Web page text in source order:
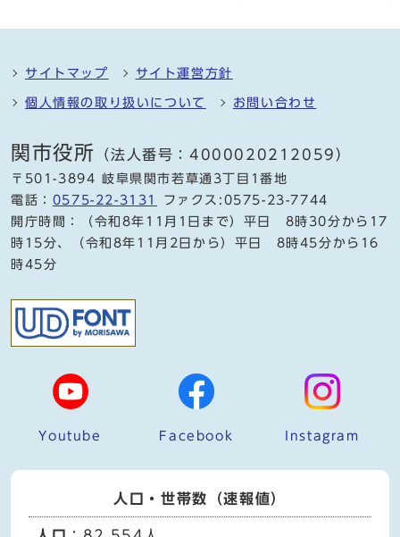
サイトマップ サイト運営方針
個人情報の取り扱いについて お問い合わせ
関市役所 （法人番号：4000020212059）
〒501-3894 岐阜県関市若草通3丁目1番地
電話： 0575-22-3131
ファクス:0575-23-7744
開庁時間：（令和8年11月1日まで）平日 8時30分から17
時15分、（令和8年11月2日から）平日 8時45分から16
時45分
Youtube Facebook Instagram
人口・世帯数（速報値）